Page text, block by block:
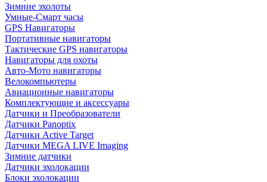
Зимние эхолоты
Умные-Смарт часы
GPS Навигаторы
Портативные навигаторы
Тактические GPS навигаторы
Навигаторы для охоты
Авто-Мото навигаторы
Велокомпьютеры
Авиационные навигаторы
Комплектующие и аксессуары
Датчики и Преобразователи
Датчики Panoptix
Датчики Active Target
Датчики MEGA LIVE Imaging
Зимние датчики
Датчики эхолокации
Блоки эхолокации